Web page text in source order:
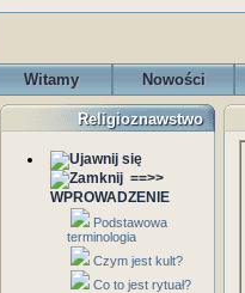
Witamy Nowości
Religioznawstwo
==>>
WPROWADZENIE
Podstawowa
terminologia
Czym jest kult?
Co to jest rytuał?